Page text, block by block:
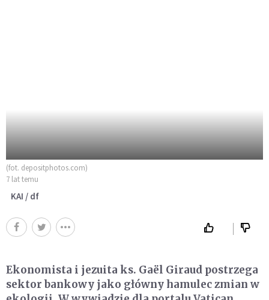
(fot. depositphotos.com)
7 lat temu
KAI / df
Ekonomista i jezuita ks. Gaël Giraud postrzega
sektor bankowy jako główny hamulec zmian w